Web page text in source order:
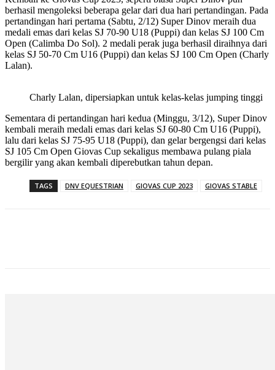
berhasil mengoleksi beberapa gelar dari dua hari pertandingan. Pada
pertandingan hari pertama (Sabtu, 2/12) Super Dinov meraih dua
medali emas dari kelas SJ 70-90 U18 (Puppi) dan kelas SJ 100 Cm
Open (Calimba Do Sol). 2 medali perak juga berhasil diraihnya dari
kelas SJ 50-70 Cm U16 (Puppi) dan kelas SJ 100 Cm Open (Charly
Lalan).
Charly Lalan, dipersiapkan untuk kelas-kelas jumping tinggi
Sementara di pertandingan hari kedua (Minggu, 3/12), Super Dinov
kembali meraih medali emas dari kelas SJ 60-80 Cm U16 (Puppi),
lalu dari kelas SJ 75-95 U18 (Puppi), dan gelar bergengsi dari kelas
SJ 105 Cm Open Giovas Cup sekaligus membawa pulang piala
bergilir yang akan kembali diperebutkan tahun depan.
TAGS DNV EQUESTRIAN GIOVAS CUP 2023 GIOVAS STABLE